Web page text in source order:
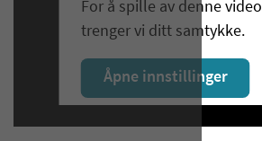
For å spille av denne
trenger vi ditt samtykke.
Åpne innstillinger